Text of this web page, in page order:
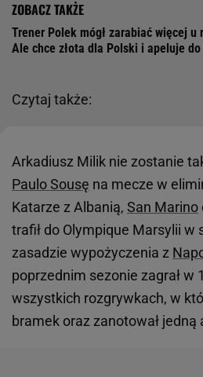
Czytaj także:
Trener Polek mógł zarabiać więcej u
Ale chce złota dla Polski i apeluje do
Arkadiusz Milik nie zostanie
Paulo Sousę na mecze w
Katarze z Albanią, San Marino
trafił do Olympique Marsylii w
zasadzie wypożyczenia z
poprzednim sezonie zagrał w
wszystkich rozgrywkach, w
bramek oraz zanotował jedną